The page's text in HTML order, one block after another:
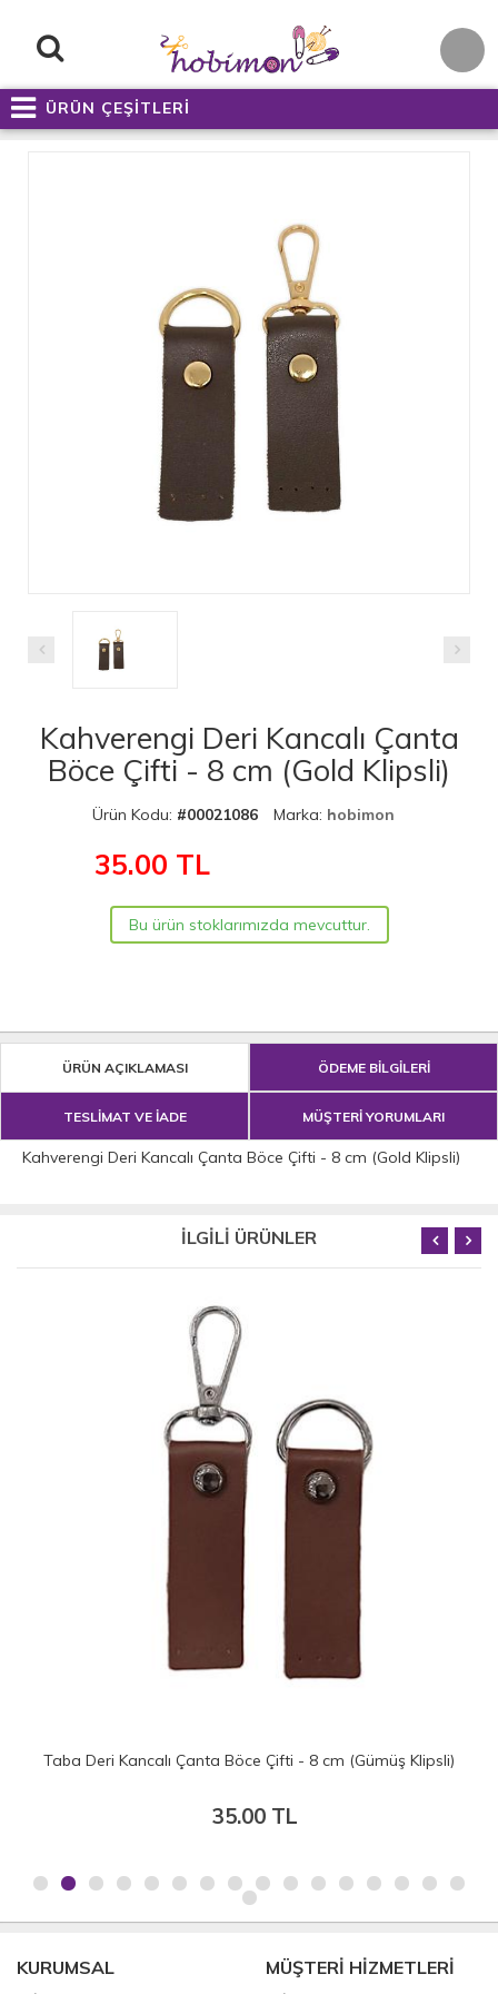
ÜRÜN ÇEŞİTLERİ
Kahverengi Deri Kancalı Çanta
Böce Çifti - 8 cm (Gold Klipsli)
Ürün Kodu: #00021086 Marka: hobimon
35.00 TL
Bu ürün stoklarımızda mevcuttur.
ÜRÜN AÇIKLAMASI ÖDEME BİLGİLERİ
TESLİMAT VE İADE MÜŞTERİ YORUMLARI
Kahverengi Deri Kancalı Çanta Böce Çifti - 8 cm (Gold Klipsli)
İLGİLİ ÜRÜNLER
Taba Deri Kancalı Çanta Böce Çifti - 8 cm (Gümüş Klipsli)
35.00 TL
KURUMSAL MÜŞTERİ HİZMETLERİ